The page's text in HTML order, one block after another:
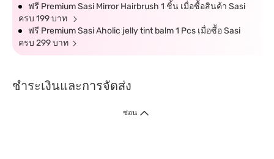
ฟรี Premium Sasi Mirror Hairbrush 1 ชิ้น เมื่อซื้อสินค้า Sasi
ครบ 199 บาท
ฟรี Premium Sasi Aholic jelly tint balm 1 Pcs เมื่อซื้อ Sasi
ครบ 299 บาท
ชำระเงินและการจัดส่ง
ซ่อน